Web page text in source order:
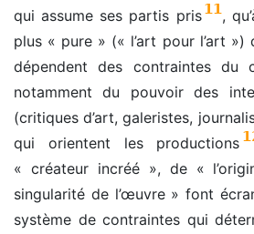
qui assume ses partis pris11,
plus « pure » (« l’art pour l’art
dépendent des contraintes du
notamment du pouvoir des
(critiques d’art, galeristes,
qui orientent les productions
« créateur incréé », de «
singularité de l’œuvre » font
système de contraintes qui